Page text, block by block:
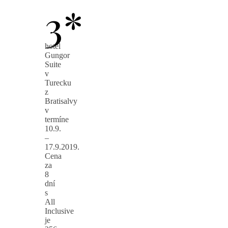
3*
hotel
Gungor
Suite
v
Turecku
z
Bratisalvy
v
termíne
10.9.
–
17.9.2019.
Cena
za
8
dní
s
All
Inclusive
je